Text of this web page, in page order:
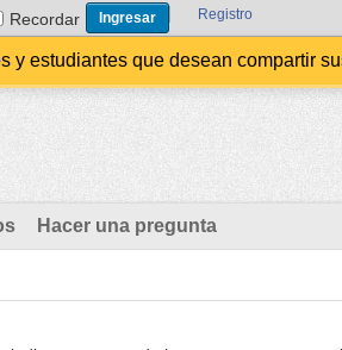
Recordar Registro
estudiantes que desean compartir
Hacer una pregunta